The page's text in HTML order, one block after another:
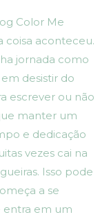
Color Me
coisa aconteceu.
jornada como
desistir do
escrever ou não
manter um
e dedicação
vezes cai na
Isso pode
a se
entra em um